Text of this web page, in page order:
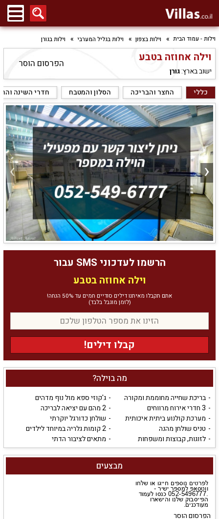
וילות - עמוד הבית וילות בצפון וילות בגליל המערבי וילות בגורן
וילה אחוזה בטבע
ישוב בארץ:גורן
הפרסום הוסר
מה בוילה?
בריכת שחייה מחוממת ומקורה
ג'קוזי ספא מול נוף מדהים
3 חדרי אירוח מרווחים
2 מהם עם יציאה לבריכה
מערכת קולנוע ביתית איכותית
שולחן כדורגל יוקרתי
טניס שולחן מהנה
2 קומות גלריה במיוחד לילדים
לזוגות, קבוצות ומשפחות
מתאים לציבור הדתי
מבצעים
הפרסום הוסר
כללי החצר והבריכה הסלון והמטבח חדרי השינה
הרשמו לעדכוני SMS עבור
וילה אחוזה בטבע
אתם תקבלו מאיתנו דילים סודיים חמים עד 50% הנחה!
(לזמן מוגבל בלבד)
קבלו דילים!